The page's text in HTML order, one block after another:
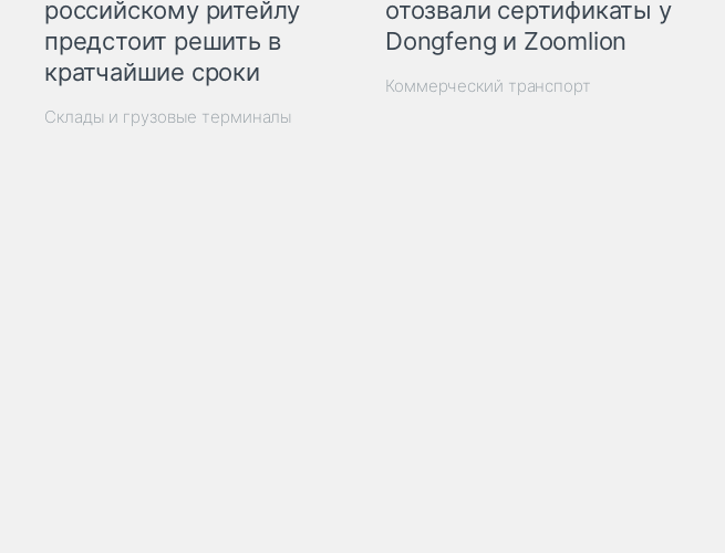
российскому ритейлу
предстоит решить в
кратчайшие сроки
Склады и грузовые терминалы
отозвали сертификаты у
Dongfeng и Zoomlion
Коммерческий транспорт